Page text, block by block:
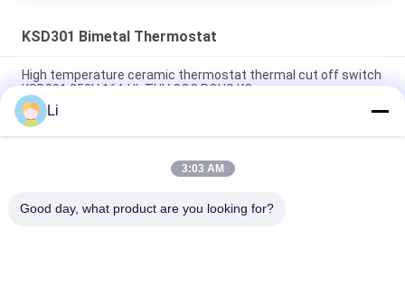
KSD301 Bimetal Thermostat
High temperature ceramic thermostat thermal cut off switch
KSD301 250V 16A UL TUV CQC ROHS KC
Bimetal Disc Snap Action Thermostats, low temperature
limited control switch H31 250V 10 13C
Snap Action Type KSD301 Bimetal Thermostat AC 125V 250V
Li
3:03 AM
Good day, what product are you looking for?